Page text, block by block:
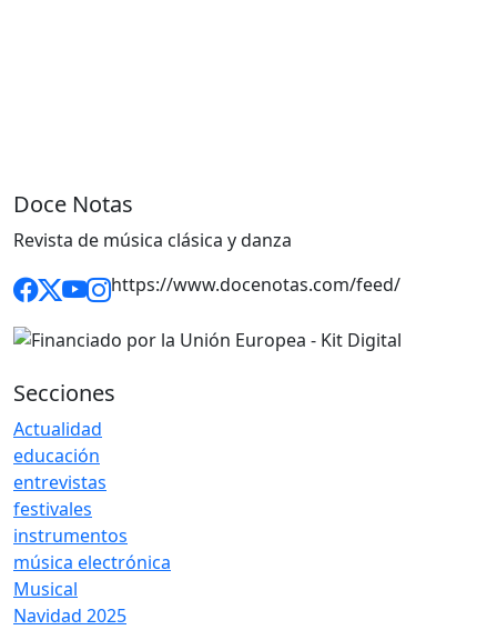
Doce Notas
Revista de música clásica y danza
https://www.docenotas.com/feed/
Secciones
Actualidad
educación
entrevistas
festivales
instrumentos
música electrónica
Musical
Navidad 2025